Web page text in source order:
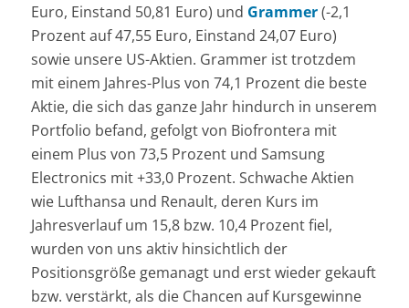
Euro, Einstand 50,81 Euro) und Grammer(-2,1
Prozent auf 47,55 Euro, Einstand 24,07 Euro)
sowie unsere US-Aktien. Grammer ist trotzdem
mit einem Jahres-Plus von 74,1 Prozent die beste
Aktie, die sich das ganze Jahr hindurch in unserem
Portfolio befand, gefolgt von Biofrontera mit
einem Plus von 73,5 Prozent und Samsung
Electronics mit +33,0 Prozent. Schwache Aktien
wie Lufthansa und Renault, deren Kurs im
Jahresverlauf um 15,8 bzw. 10,4 Prozent fiel,
wurden von uns aktiv hinsichtlich der
Positionsgröße gemanagt und erst wieder gekauft
bzw. verstärkt, als die Chancen auf Kursgewinne